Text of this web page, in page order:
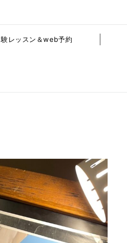
レッスン＆web予約